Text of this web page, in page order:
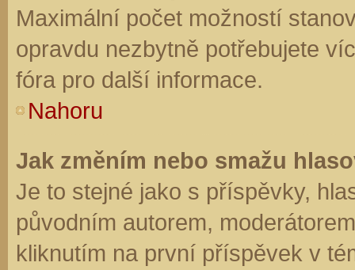
Maximální počet možností
opravdu nezbytně potřebujete
fóra pro další informace.
Nahoru
Jak změním nebo smažu
Je to stejné jako s příspěvky,
původním autorem,
kliknutím na první příspěvek v